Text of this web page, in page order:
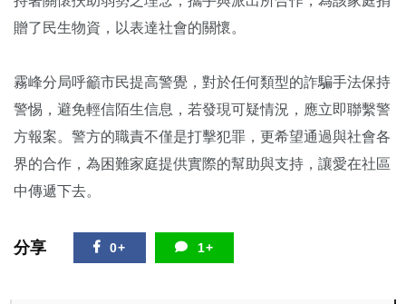
贈了民生物資，以表達社會的關懷。
霧峰分局呼籲市民提高警覺，對於任何類型的詐騙手法保持
警惕，避免輕信陌生信息，若發現可疑情況，應立即聯繫警
方報案。警方的職責不僅是打擊犯罪，更希望通過與社會各
界的合作，為困難家庭提供實際的幫助與支持，讓愛在社區
中傳遞下去。
分享 0+ 1+